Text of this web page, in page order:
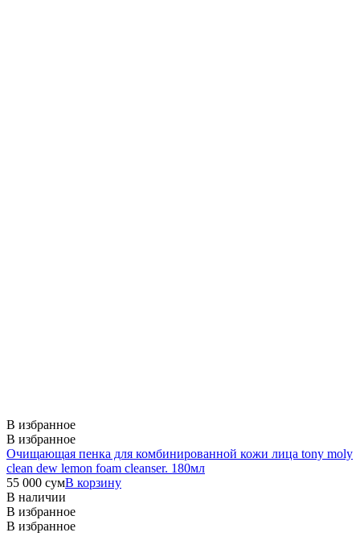
В избранное
В избранное
Очищающая пенка для комбинированной кожи лица tony moly
clean dew lemon foam cleanser. 180мл
55 000 сумВ корзину
В наличии
В избранное
В избранное